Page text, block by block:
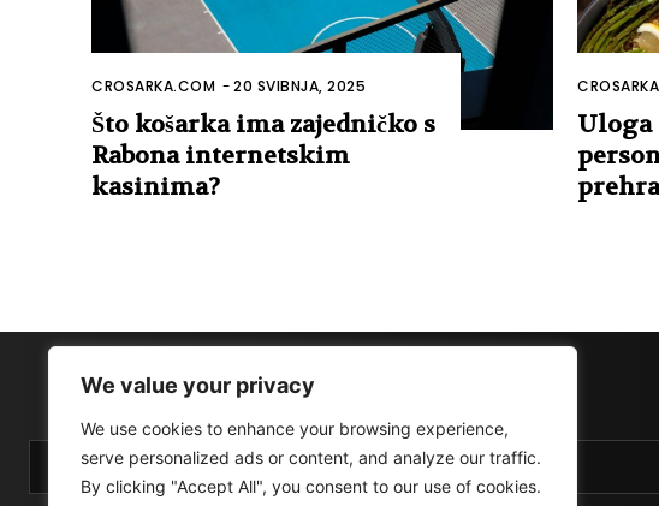
We value your privacy
We use cookies to enhance your browsing experience,
serve personalized ads or content, and analyze our traffic.
By clicking "Accept All", you consent to our use of cookies.
CROSARKA.COM -20 SVIBNJA, 2025
Što košarka ima zajedničko s
Rabona internetskim
kasinima?
Uloga